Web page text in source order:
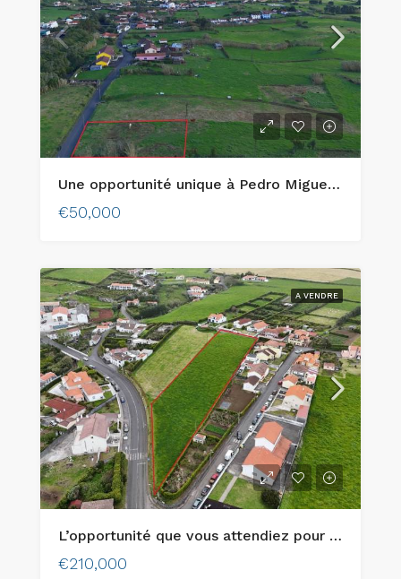
Une opportunité unique à Pedro Miguel : un terrain urbain avec une vue imprenable sur l’île de Pico !
€50,000
A VENDRE
L’opportunité que vous attendiez pour construire la maison de vos rêves sur l’île de Faial !
€210,000